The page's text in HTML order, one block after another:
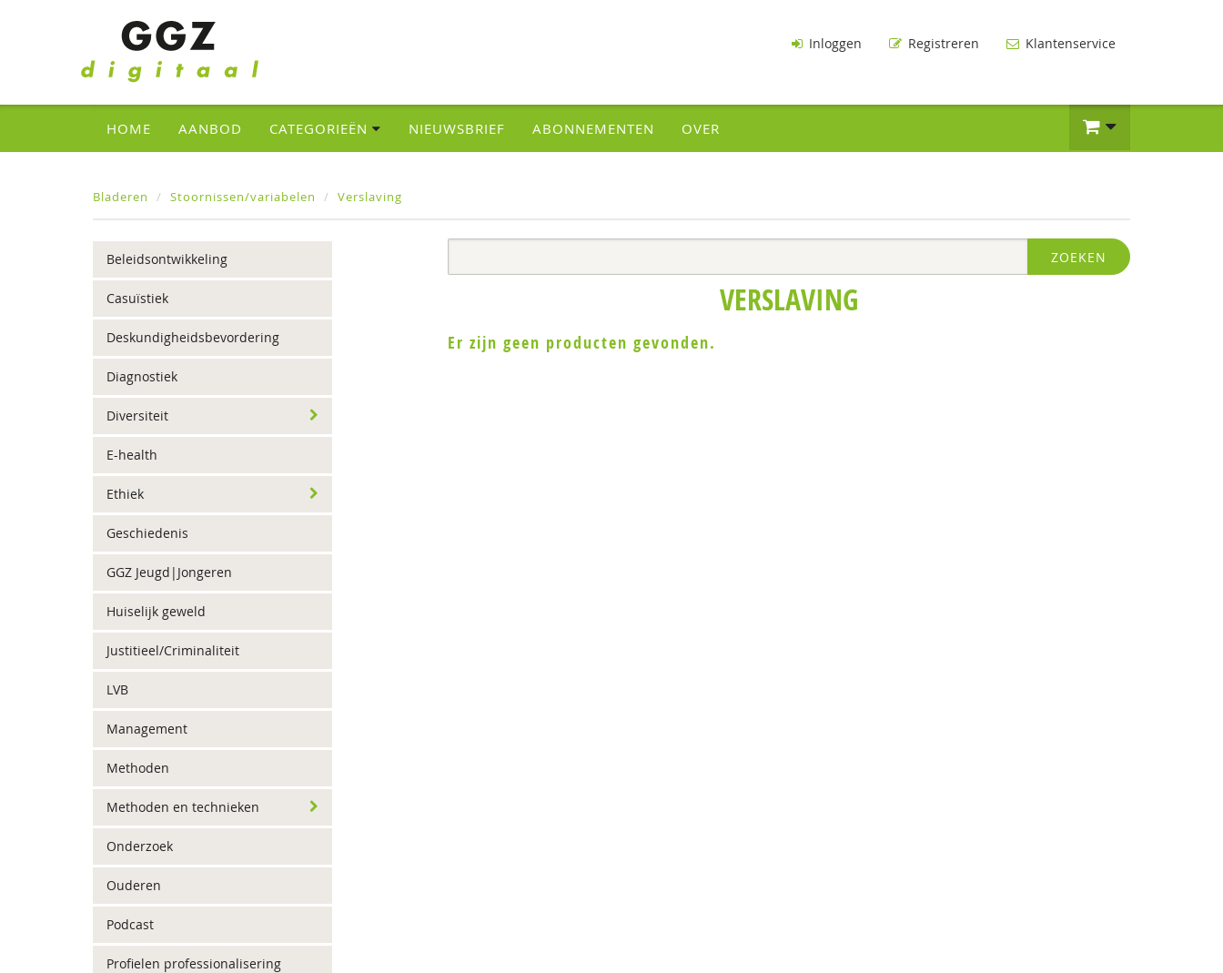
Inloggen Registreren Klantenservice
HOME AANBOD CATEGORIEËN NIEUWSBRIEF ABONNEMENTEN OVER
Bladeren Stoornissen/variabelen Verslaving
Beleidsontwikkeling
Casuïstiek
Deskundigheidsbevordering
Diagnostiek
Diversiteit
E-health
Ethiek
Geschiedenis
GGZ Jeugd|Jongeren
Huiselijk geweld
Justitieel/Criminaliteit
LVB
Management
Methoden
Methoden en technieken
Onderzoek
Ouderen
Podcast
Profielen professionalisering
ZOEKEN
VERSLAVING
Er zijn geen producten gevonden.